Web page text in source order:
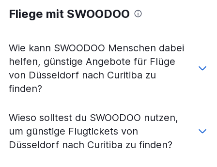
Fliege mit SWOODOO
Wie kann SWOODOO Menschen dabei
helfen, günstige Angebote für Flüge
von Düsseldorf nach Curitiba zu
finden?
Wieso solltest du SWOODOO nutzen,
um günstige Flugtickets von
Düsseldorf nach Curitiba zu finden?